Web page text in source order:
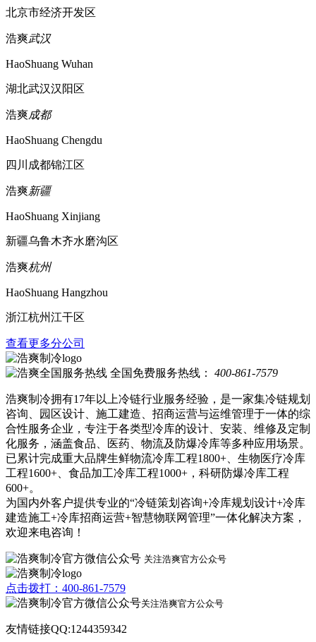
北京市经济开发区
浩爽武汉
HaoShuang Wuhan
湖北武汉汉阳区
浩爽成都
HaoShuang Chengdu
四川成都锦江区
浩爽新疆
HaoShuang Xinjiang
新疆乌鲁木齐水磨沟区
浩爽杭州
HaoShuang Hangzhou
浙江杭州江干区
查看更多分公司
全国免费服务热线： 400-861-7579
浩爽制冷拥有17年以上冷链行业服务经验，是一家集冷链规划
咨询、园区设计、施工建造、招商运营与运维管理于一体的综
合性服务企业，专注于各类型冷库的设计、安装、维修及定制
化服务，涵盖食品、医药、物流及防爆冷库等多种应用场景。
已累计完成重大品牌生鲜物流冷库工程1800+、生物医疗冷库
工程1600+、食品加工冷库工程1000+，科研防爆冷库工程
600+。
为国内外客户提供专业的“冷链策划咨询+冷库规划设计+冷库
建造施工+冷库招商运营+智慧物联网管理”一体化解决方案，
欢迎来电咨询！
关注浩爽官方公众号
点击拨打：400-861-7579
关注浩爽官方公众号
友情链接QQ:1244359342